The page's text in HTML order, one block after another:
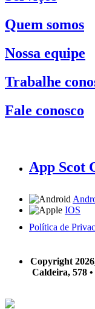
Quem somos
Nossa equipe
Trabalhe
Fale conosco
App Scot
IOS
Política de
Copyright
Caldeira, 578